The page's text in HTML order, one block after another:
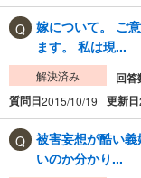
嫁について。 ご
ます。 私は現...
解決済み 回答
質問日2015/10/19 更新日
被害妄想が酷い
いのか分かり...